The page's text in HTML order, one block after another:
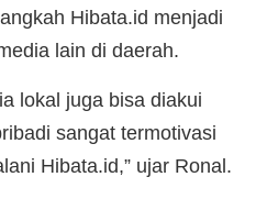
Hibata.id menjadi
lain di daerah.
lokal juga bisa diakui
sangat termotivasi
Hibata.id,” ujar Ronal.